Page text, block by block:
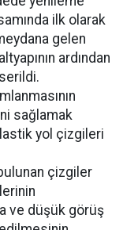
ilk olarak
gelen
ardından
sağlamak
yol çizgileri
çizgiler
ve düşük görüş